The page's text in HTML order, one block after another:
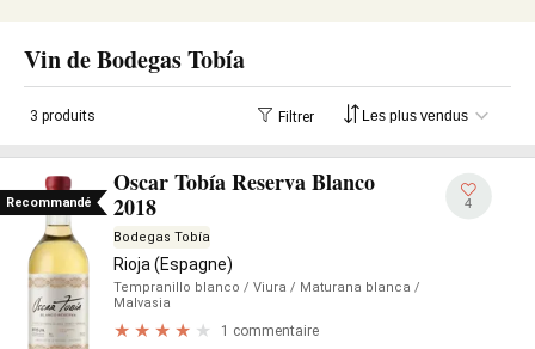
Vin de Bodegas Tobía
3 produits Filtrer
Recommandé
Oscar Tobía Reserva Blanco
2018
Bodegas Tobía
Rioja (Espagne)
Tempranillo blanco / Viura / Maturana blanca /
Malvasia
1 commentaire
4